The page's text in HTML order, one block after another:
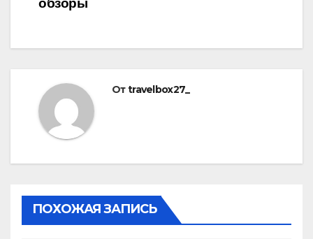
обзоры
Отtravelbox27_
ПОХОЖАЯ ЗАПИСЬ